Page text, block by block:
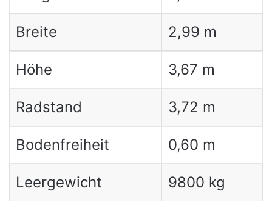
Breite 2,99 m
Höhe 3,67 m
Radstand 3,72 m
Bodenfreiheit 0,60 m
Leergewicht 9800 kg